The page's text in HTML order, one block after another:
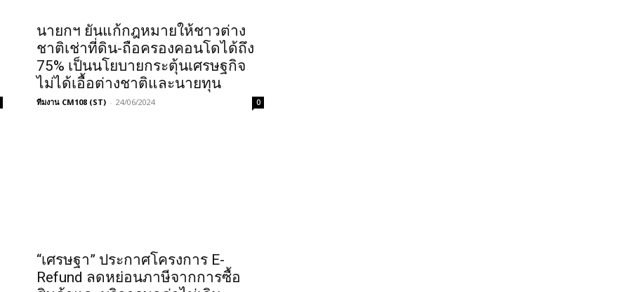
นายกฯ ยันแก้กฎหมายให้ชาวต่าง
ชาติเช่าที่ดิน-ถือครองคอนโดได้ถึง
75% เป็นนโยบายกระตุ้นเศรษฐกิจ
ไม่ได้เอื้อต่างชาติและนายทุน
ทีมงาน CM108 (ST) - 24/06/2024 0
“เศรษฐา” ประกาศโครงการ E-
Refund ลดหย่อนภาษีจากการซื้อ